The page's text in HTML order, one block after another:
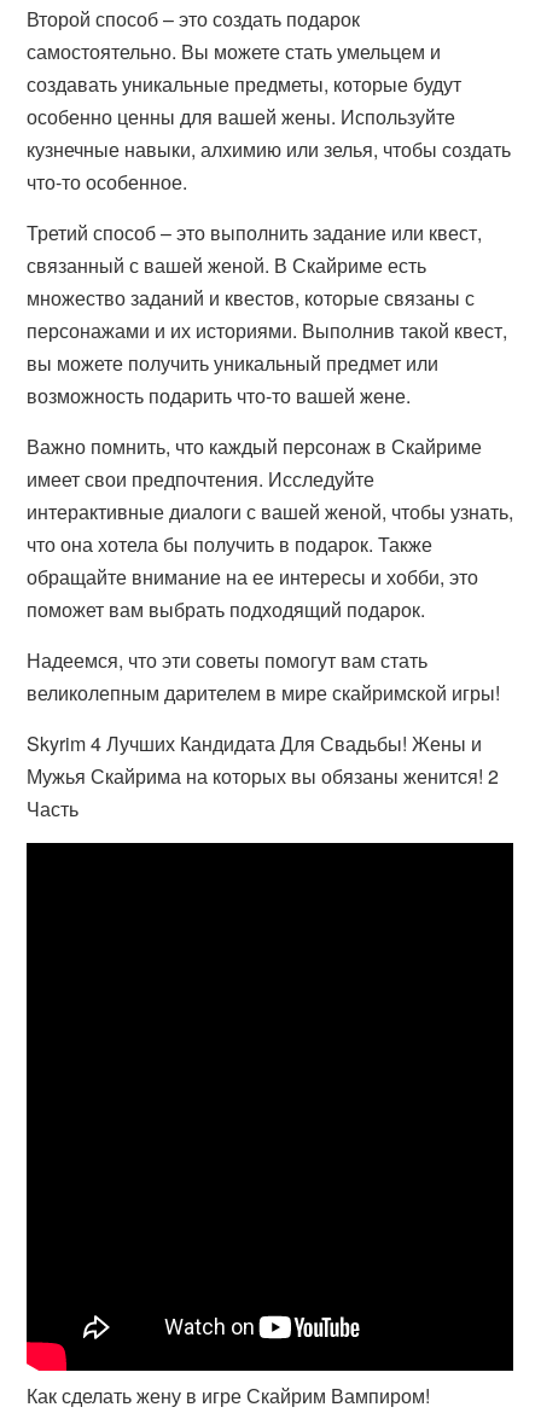
Второй способ – это создать подарок
самостоятельно. Вы можете стать умельцем и
создавать уникальные предметы, которые будут
особенно ценны для вашей жены. Используйте
кузнечные навыки, алхимию или зелья, чтобы создать
что-то особенное.
Третий способ – это выполнить задание или квест,
связанный с вашей женой. В Скайриме есть
множество заданий и квестов, которые связаны с
персонажами и их историями. Выполнив такой квест,
вы можете получить уникальный предмет или
возможность подарить что-то вашей жене.
Важно помнить, что каждый персонаж в Скайриме
имеет свои предпочтения. Исследуйте
интерактивные диалоги с вашей женой, чтобы узнать,
что она хотела бы получить в подарок. Также
обращайте внимание на ее интересы и хобби, это
поможет вам выбрать подходящий подарок.
Надеемся, что эти советы помогут вам стать
великолепным дарителем в мире скайримской игры!
Skyrim 4 Лучших Кандидата Для Свадьбы! Жены и
Мужья Скайрима на которых вы обязаны женится! 2
Часть
Как сделать жену в игре Скайрим Вампиром!